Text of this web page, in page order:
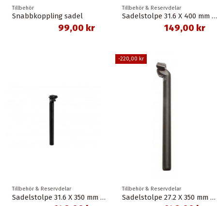
Tillbehör
Snabbkoppling sadel
99,00 kr
Tillbehör & Reservdelar
Sadelstolpe 31.6 X 400 mm demo ex svart
149,00 kr
Tillbehör & Reservdelar
Sadelstolpe 31.6 X 350 mm demo ex svart
-220,00 kr
Tillbehör & Reservdelar
Sadelstolpe 27.2 X 350 mm demo ex svart